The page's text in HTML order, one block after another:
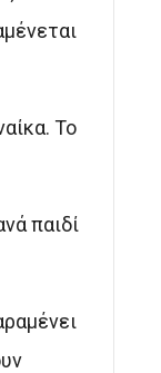
Το
παιδί